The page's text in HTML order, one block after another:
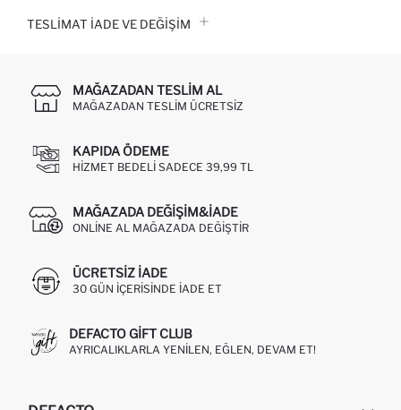
TESLIMAT İADE VE DEĞIŞIM
MAĞAZADAN TESLIM AL
MAĞAZADAN TESLIM ÜCRETSIZ
KAPIDA ÖDEME
HIZMET BEDELI SADECE 39,99 TL
MAĞAZADA DEĞIŞIM&İADE
ONLINE AL MAĞAZADA DEĞIŞTIR
ÜCRETSIZ IADE
30 GÜN IÇERISINDE IADE ET
DEFACTO GIFT CLUB
AYRICALIKLARLA YENILEN, EĞLEN, DEVAM ET!